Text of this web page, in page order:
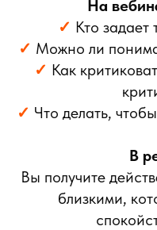
На
✓ Кто
✓ Можно ли
✓ Как
✓ Что делать,
В
Вы получите
близкими,